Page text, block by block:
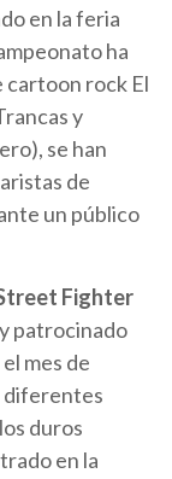
en la feria
ha
cartoon rock El
y
se han
de
un público
Fighter
patrocinado
mes de
diferentes
duros
en la